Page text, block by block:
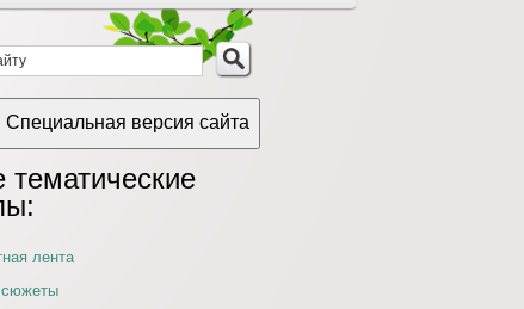
Специальная версия сайта
тематические
лента
сюжеты